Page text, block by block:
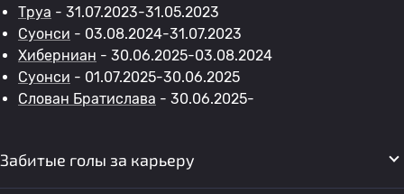
Труа - 31.07.2023-31.05.2023
Суонси - 03.08.2024-31.07.2023
Хиберниан - 30.06.2025-03.08.2024
Суонси - 01.07.2025-30.06.2025
Слован Братислава - 30.06.2025-
Забитые голы за карьеру